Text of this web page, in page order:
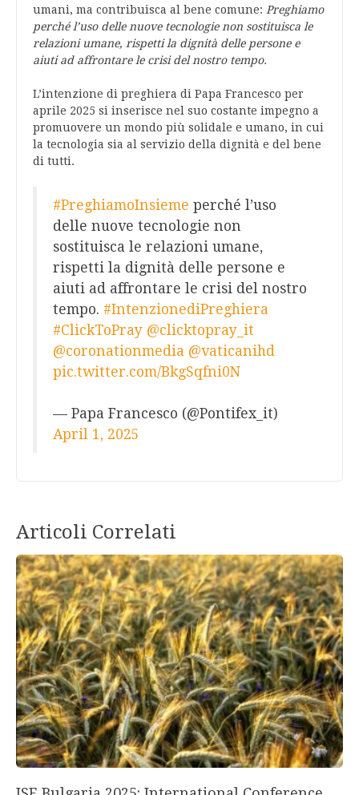
umani, ma contribuisca al bene comune: Preghiamo
perché l’uso delle nuove tecnologie non sostituisca le
relazioni umane, rispetti la dignità delle persone e
aiuti ad affrontare le crisi del nostro tempo.
L’intenzione di preghiera di Papa Francesco per
aprile 2025 si inserisce nel suo costante impegno a
promuovere un mondo più solidale e umano, in cui
la tecnologia sia al servizio della dignità e del bene
di tutti.
#PreghiamoInsieme perché l’uso
delle nuove tecnologie non
sostituisca le relazioni umane,
rispetti la dignità delle persone e
aiuti ad affrontare le crisi del nostro
tempo. #IntenzionediPreghiera
#ClickToPray @clicktopray_it
@coronationmedia @vaticanihd
pic.twitter.com/BkgSqfni0N
— Papa Francesco (@Pontifex_it)
April 1, 2025
Articoli Correlati